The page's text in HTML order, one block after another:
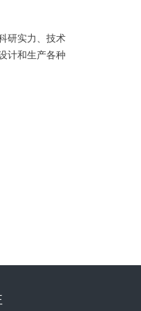
研实力、技术
计和生产各种